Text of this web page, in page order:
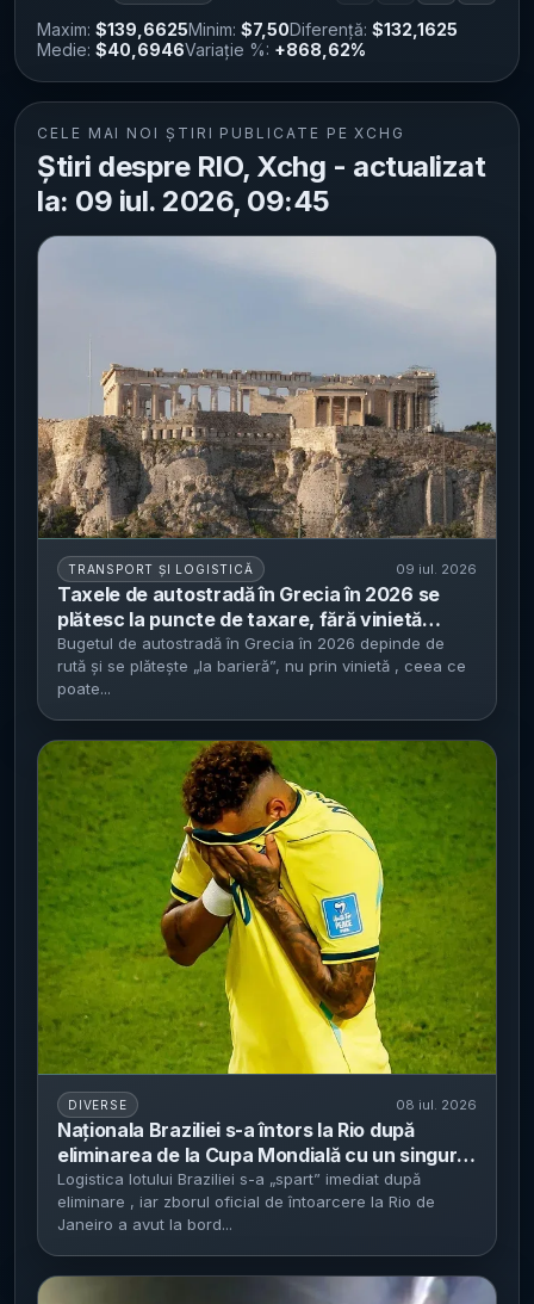
Maxim: $139,6625Minim: $7,50Diferență: $132,1625
Medie: $40,6946Variație %: +868,62%
CELE MAI NOI ȘTIRI PUBLICATE PE XCHG
Știri despre RIO, Xchg - actualizat
la: 09 iul. 2026, 09:45
TRANSPORT ȘI LOGISTICĂ 09 iul. 2026
Taxele de autostradă în Grecia în 2026 se
plătesc la puncte de taxare, fără vinietă
națională - Drumul Promachonas–Atena
ajunge la circa 41–42 euro pe sens pentru
autoturisme
Bugetul de autostradă în Grecia în 2026 depinde de
rută și se plătește „la barieră”, nu prin vinietă , ceea ce
poate...
DIVERSE 08 iul. 2026
Naționala Braziliei s-a întors la Rio după
eliminarea de la Cupa Mondială cu un singur
jucător în avion - Danilo a fost singurul
fotbalist din delegația care a zburat acasă,
potrivit AS.com
Logistica lotului Braziliei s-a „spart” imediat după
eliminare , iar zborul oficial de întoarcere la Rio de
Janeiro a avut la bord...